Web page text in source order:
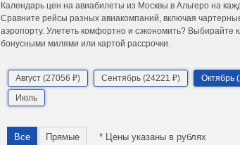
Календарь цен на авиабилеты из Москвы в Альгеро на
Сравните рейсы разных авиакомпаний, включая
аэропорту. Улететь комфортно и сэкономить? Выбирайте
бонусными милями или картой рассрочки.
Август (27056 ₽) Сентябрь (24221 ₽) Октябрь
Июль
Все Прямые * Цены указаны в рублях